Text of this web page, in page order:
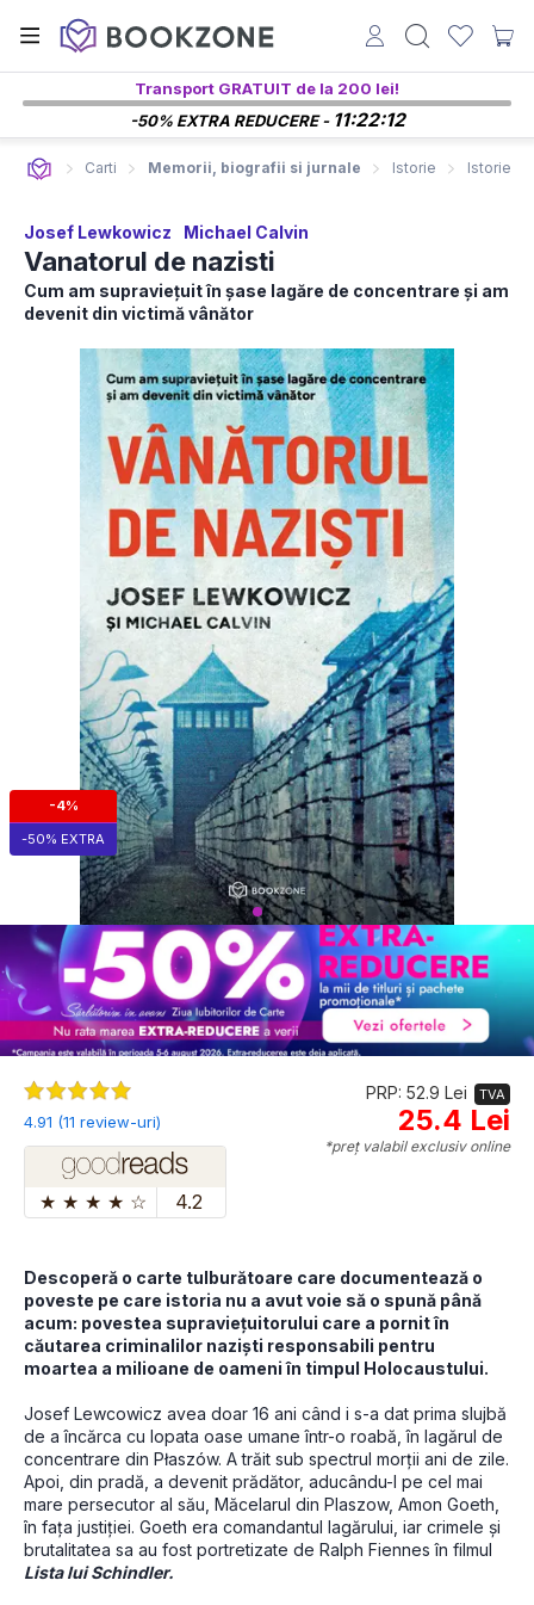
Transport GRATUIT de la 200 lei!
-50% EXTRA REDUCERE - 11:22:11
Carti Memorii, biografii si jurnale Istorie Istorie
Josef Lewkowicz Michael Calvin
Vanatorul de nazisti
Cum am supraviețuit în șase lagăre de concentrare și am
devenit din victimă vânător
-4%
-50% EXTRA
4.91 (11 review-uri)
★ ★ ★ ★ ☆ 4.2
PRP: 52.9 Lei TVA
25.4 Lei
*preț valabil exclusiv online
Descoperă o carte tulburătoare care documentează o
poveste pe care istoria nu a avut voie să o spună până
acum: povestea supraviețuitorului care a pornit în
căutarea criminalilor naziști responsabili pentru
moartea a milioane de oameni în timpul Holocaustului.
Josef Lewcowicz avea doar 16 ani când i s-a dat prima slujbă
de a încărca cu lopata oase umane într-o roabă, în lagărul de
concentrare din Płaszów. A trăit sub spectrul morții ani de zile.
Apoi, din pradă, a devenit prădător, aducându-l pe cel mai
mare persecutor al său, Măcelarul din Plaszow, Amon Goeth,
în fața justiției. Goeth era comandantul lagărului, iar crimele și
Lista lui Schindler.